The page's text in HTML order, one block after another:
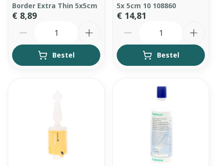
Border Extra Thin 5x5cm
€ 8,89
Bestel
5x 5cm 10 108860
€ 14,81
Bestel